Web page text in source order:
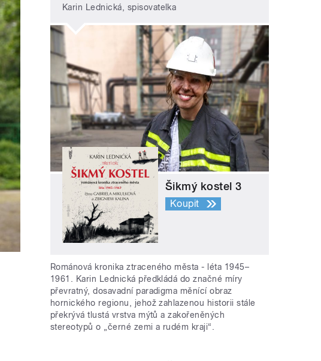
Karin Lednická, spisovatelka
Šikmý kostel 3
Koupit
Románová kronika ztraceného města - léta 1945–
1961. Karin Lednická předkládá do značné míry
převratný, dosavadní paradigma měnící obraz
hornického regionu, jehož zahlazenou historii stále
překrývá tlustá vrstva mýtů a zakořeněných
stereotypů o „černé zemi a rudém kraji“.